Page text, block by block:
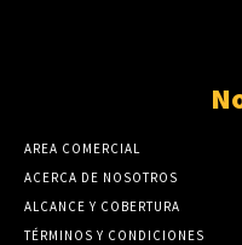
AREA COMERCIAL
ACERCA DE NOSOTROS
ALCANCE Y COBERTURA
TÉRMINOS Y CONDICIONES